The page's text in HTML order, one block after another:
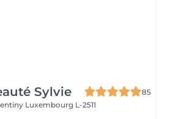
Sylvie
85
Luxembourg L-2511